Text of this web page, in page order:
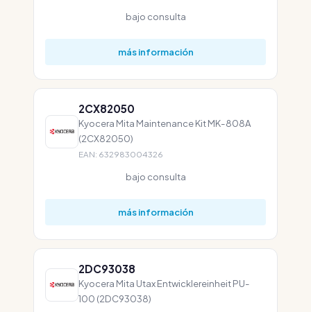
bajo consulta
más información
2CX82050
Kyocera Mita Maintenance Kit MK-808A
(2CX82050)
EAN: 632983004326
bajo consulta
más información
2DC93038
Kyocera Mita Utax Entwicklereinheit PU-
100 (2DC93038)